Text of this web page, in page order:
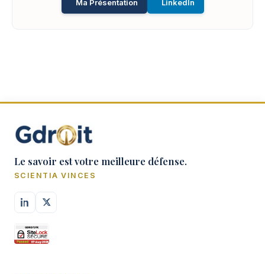
Ma Présentation LinkedIn
Le savoir est votre meilleure défense.
SCIENTIA VINCES